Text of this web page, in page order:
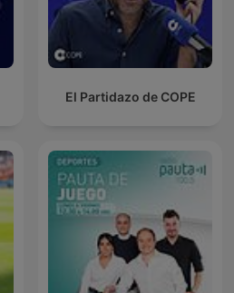
El Partidazo de COPE